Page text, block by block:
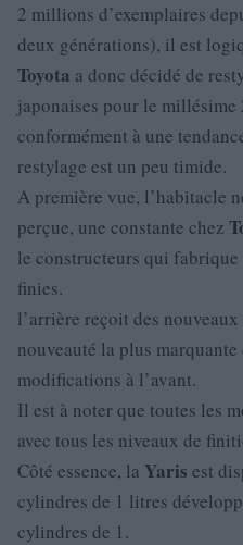
2 millions d’exemplaires
deux générations), il est
Toyota a donc décidé de
japonaises pour le millésime
conformément à une
restylage est un peu timide.
A première vue, l’habitacle
perçue, une constante chez
le constructeurs qui
finies.
l’arrière reçoit des
nouveauté la plus
modifications à l’avant.
Il est à noter que toutes les
avec tous les niveaux de
Côté essence, la Yaris est
cylindres de 1 litres
cylindres de 1.